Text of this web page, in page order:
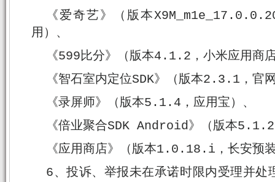
《爱奇艺》（版本
用）、
《599比分》（版本4.1.2，小米应用商
《智石室内定位SDK》（版本2.3.1，官
《录屏师》（版本5.1.4，应用宝）、
《倍业聚合SDK Android》（版本
《应用商店》（版本1.0.18.i，长安预
6、投诉、举报未在承诺时限内受理并处